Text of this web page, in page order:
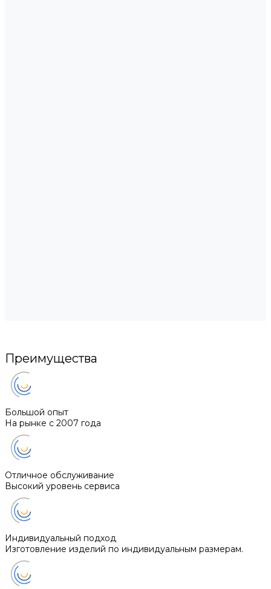
Преимущества
Большой опыт
На рынке с 2007 года
Отличное обслуживание
Высокий уровень сервиса
Индивидуальный подход
Изготовление изделий по индивидуальным размерам.